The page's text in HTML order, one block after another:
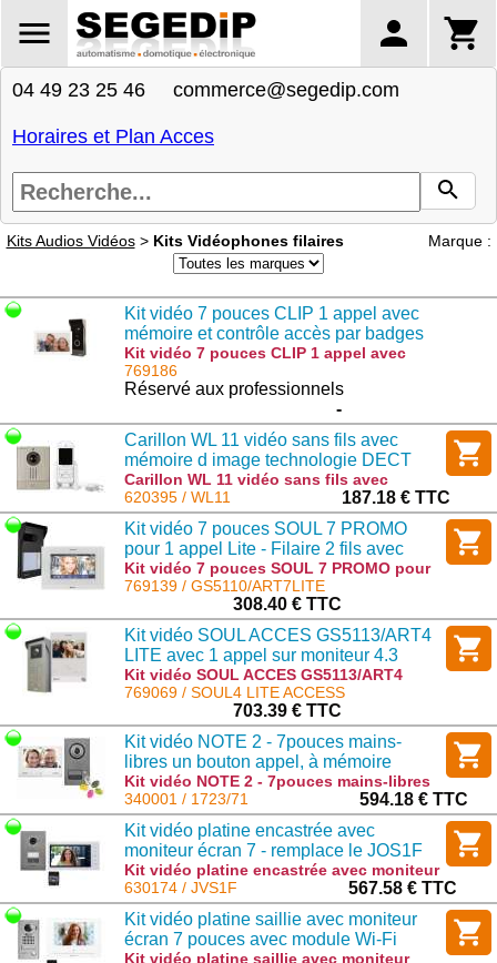
04 49 23 25 46 commerce@segedip.com
Horaires et Plan Acces
Kits Audios Vidéos> Kits Vidéophones filairesMarque :
Kit vidéo 7 pouces CLIP 1 appel avec
mémoire et contrôle accès par badges
Kit vidéo 7 pouces CLIP 1 appel avec
mémoire et contrôle accès par badges :
GC 5110/EDGE7
769186
Réservé aux professionnels
-
Carillon WL 11 vidéo sans fils avec
mémoire d image technologie DECT
Carillon WL 11 vidéo sans fils avec
mémoire d image technologie DECT :
WL11
620395 / WL11
187.18 € TTC
Kit vidéo 7 pouces SOUL 7 PROMO
pour 1 appel Lite - Filaire 2 fils avec
Alimentation
Kit vidéo 7 pouces SOUL 7 PROMO pour
1 appel Lite - Filaire 2 fils avec
Alimentation : GS5110/ART7LITE
769139 / GS5110/ART7LITE
308.40 € TTC
Kit vidéo SOUL ACCES GS5113/ART4
LITE avec 1 appel sur moniteur 4.3
pouces + clavier à codes
Kit vidéo SOUL ACCES GS5113/ART4
LITE avec 1 appel sur moniteur 4.3
pouces + clavier à codes : SOUL4 LITE
ACCESS
769069 / SOUL4 LITE ACCESS
703.39 € TTC
Kit vidéo NOTE 2 - 7pouces mains-
libres un bouton appel, à mémoire
images pour 1 famille.
Kit vidéo NOTE 2 - 7pouces mains-libres
un bouton appel, à mémoire images pour
1 famille. : 1723/71
340001 / 1723/71
594.18 € TTC
Kit vidéo platine encastrée avec
moniteur écran 7 - remplace le JOS1F
Kit vidéo platine encastrée avec moniteur
écran 7 - remplace le JOS1F : JVS1F
630174 / JVS1F
567.58 € TTC
Kit vidéo platine saillie avec moniteur
écran 7 pouces avec module Wi-Fi
intégré
Kit vidéo platine saillie avec moniteur